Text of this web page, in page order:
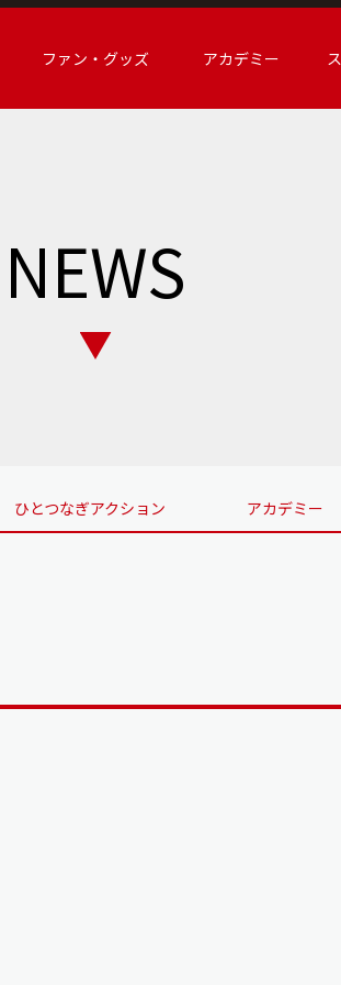
ファン・グッズ アカデミー
NEWS
ひとつなぎアクション アカデミー